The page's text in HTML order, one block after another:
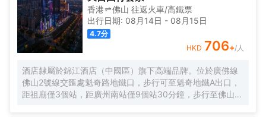
旅行休閒憩息的品牌酒店。 酒店擁有頗具人文藝術的空間立
體大堂和裝飾風格各異的奢裝客房，帶你領略不同國家和地
域的裝飾風情，房間均配備超大屏投影、如夢雲端的超輕柔
床上用品、呵護您每一寸肌膚的EPIQUAL全套高端洗護用
品、智慧客控系統以及百兆無線網絡。配套自助早餐廳（5座
2F），自助免費洗衣房（5座1F），是你商務公幹，休閒旅
居，家庭親子，團建轟趴及獨處休憩的上乘優選！ 有朋自遠
方來，不亦樂乎！ 我們將竭誠您服務
香港 佛山 往返火車/高鐵票
出行日期: 08月14日 - 08月15日
4.7分
HKD 706+/人
酒店隸屬於錦江酒店（中國區）旗下高端品牌。位於廣佛線
佛山2號線交匯處魁奇路地鐵口，步行可至魁奇地鐵A出口，
距祖廟僅3個站，距廣州南站僅9個站30分鐘，步行至佛山瀾